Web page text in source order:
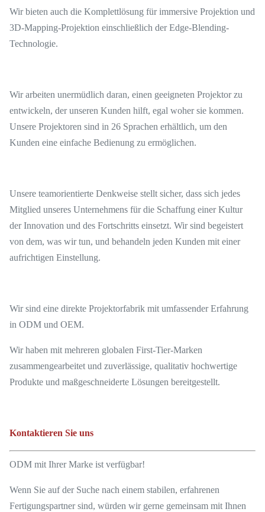
Wir bieten auch die Komplettlösung für immersive Projektion und
3D-Mapping-Projektion einschließlich der Edge-Blending-
Technologie.
Wir arbeiten unermüdlich daran, einen geeigneten Projektor zu
entwickeln, der unseren Kunden hilft, egal woher sie kommen.
Unsere Projektoren sind in 26 Sprachen erhältlich, um den
Kunden eine einfache Bedienung zu ermöglichen.
Unsere teamorientierte Denkweise stellt sicher, dass sich jedes
Mitglied unseres Unternehmens für die Schaffung einer Kultur
der Innovation und des Fortschritts einsetzt. Wir sind begeistert
von dem, was wir tun, und behandeln jeden Kunden mit einer
aufrichtigen Einstellung.
Wir sind eine direkte Projektorfabrik mit umfassender Erfahrung
in ODM und OEM.
Wir haben mit mehreren globalen First-Tier-Marken
zusammengearbeitet und zuverlässige, qualitativ hochwertige
Produkte und maßgeschneiderte Lösungen bereitgestellt.
Kontaktieren Sie uns
ODM mit Ihrer Marke ist verfügbar!
Wenn Sie auf der Suche nach einem stabilen, erfahrenen
Fertigungspartner sind, würden wir gerne gemeinsam mit Ihnen